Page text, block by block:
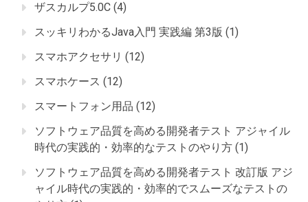
ザスカルプ5.0C (4)
スッキリわかるJava入門 実践編 第3版 (1)
スマホアクセサリ (12)
スマホケース (12)
スマートフォン用品 (12)
ソフトウェア品質を高める開発者テスト アジャイル
時代の実践的・効率的なテストのやり方 (1)
ソフトウェア品質を高める開発者テスト 改訂版 アジ
ャイル時代の実践的・効率的でスムーズなテストの